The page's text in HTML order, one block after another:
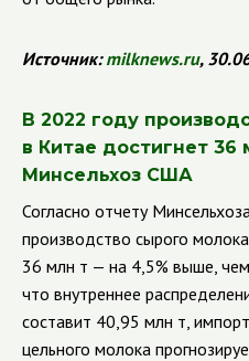
Источник:milknews.ru,
В 2022 году
в Китае достигнет
Минсельхоз США
Согласно отчету
производство сырого
36 млн т — на 4,5% выше,
что внутреннее
составит 40,95 млн т,
цельного молока